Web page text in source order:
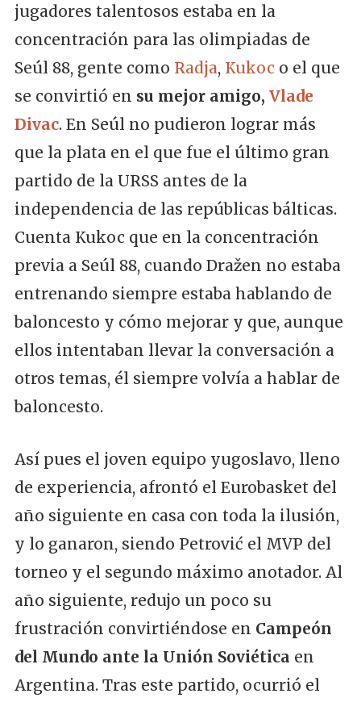
jugadores talentosos estaba en la
concentración para las olimpiadas de
Seúl 88, gente como Radja, Kukoc o el que
se convirtió en su mejor amigo, Vlade
Divac. En Seúl no pudieron lograr más
que la plata en el que fue el último gran
partido de la URSS antes de la
independencia de las repúblicas bálticas.
Cuenta Kukoc que en la concentración
previa a Seúl 88, cuando Dražen no estaba
entrenando siempre estaba hablando de
baloncesto y cómo mejorar y que, aunque
ellos intentaban llevar la conversación a
otros temas, él siempre volvía a hablar de
baloncesto.
Así pues el joven equipo yugoslavo, lleno
de experiencia, afrontó el Eurobasket del
año siguiente en casa con toda la ilusión,
y lo ganaron, siendo Petrović el MVP del
torneo y el segundo máximo anotador. Al
año siguiente, redujo un poco su
frustración convirtiéndose en Campeón
del Mundo ante la Unión Soviética en
Argentina. Tras este partido, ocurrió el